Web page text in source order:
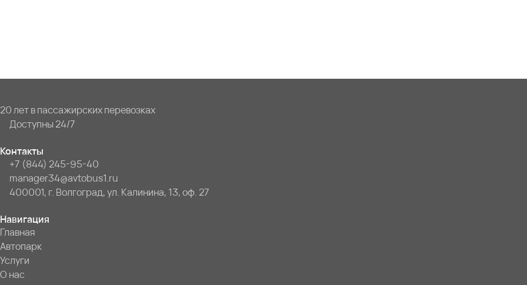
20 лет в пассажирских перевозках
Доступны 24/7
Контакты
+7 (844) 245-95-40
manager34@avtobus1.ru
400001, г. Волгоград, ул. Калинина, 13, оф. 27
Навигация
Главная
Автопарк
Услуги
О нас